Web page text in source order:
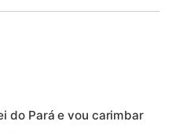
do Pará e vou carimbar